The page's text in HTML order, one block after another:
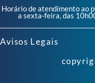
Horário de atendimento ao
a sexta-feira, das
Avisos Legais